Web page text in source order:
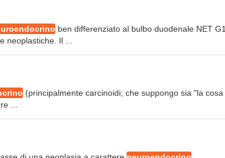
ben differenziato al bulbo duodenale NET G1
neoplastiche. Il ...
(principalmente carcinoidi; che suppongo sia "la cosa
...